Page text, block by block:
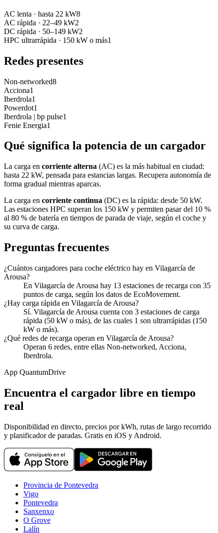
AC lenta · hasta 22 kW8
AC rápida · 22–49 kW2
DC rápida · 50–149 kW2
HPC ultrarrápida · 150 kW o más1
Redes presentes
Non-networked8
Acciona1
Iberdrola1
Powerdot1
Iberdrola | bp pulse1
Fenie Energia1
Qué significa la potencia de un cargador
La carga en corriente alterna (AC) es la más habitual en ciudad:
hasta 22 kW, pensada para estancias largas. Recupera autonomía de
forma gradual mientras aparcas.
La carga en corriente continua (DC) es la rápida: desde 50 kW.
Las estaciones HPC superan los 150 kW y permiten pasar del 10 %
al 80 % de batería en tiempos de parada de viaje, según el coche y
su curva de carga.
Preguntas frecuentes
¿Cuántos cargadores para coche eléctrico hay en Vilagarcía de
Arousa?
En Vilagarcía de Arousa hay 13 estaciones de recarga con 35
puntos de carga, según los datos de EcoMovement.
¿Hay carga rápida en Vilagarcía de Arousa?
Sí. Vilagarcía de Arousa cuenta con 3 estaciones de carga
rápida (50 kW o más), de las cuales 1 son ultrarrápidas (150
kW o más).
¿Qué redes de recarga operan en Vilagarcía de Arousa?
Operan 6 redes, entre ellas Non-networked, Acciona,
Iberdrola.
App QuantumDrive
Encuentra el cargador libre en tiempo
real
Disponibilidad en directo, precios por kWh, rutas de largo recorrido
y planificador de paradas. Gratis en iOS y Android.
Provincia de Pontevedra
Vigo
Pontevedra
Sanxenxo
O Grove
Lalín